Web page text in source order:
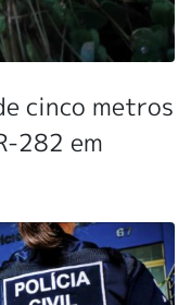
cinco metros
282 em